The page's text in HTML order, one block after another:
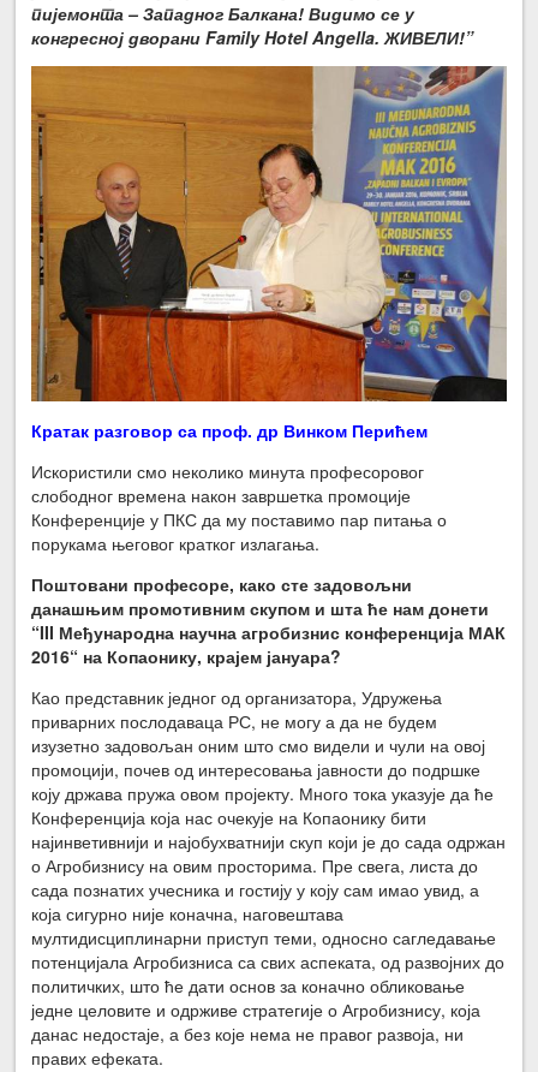
пијемонта – Западног Балкана! Видимо се у
конгресној дворани Family Hotel Angella. ЖИВЕЛИ!”
Кратак разговор са проф. др Винком Перићем
Искористили смо неколико минута професоровог
слободног времена након завршетка промоције
Конференције у ПКС да му поставимо пар питања о
порукама његовог кратког излагања.
Поштовани професоре, како сте задовољни
данашњим промотивним скупом и шта ће нам донети
“III Међународна научна агробизнис конференција МАК
2016“ на Копаонику, крајем јануара?
Као представник једног од организатора, Удружења
приварних послодаваца РС, не могу а да не будем
изузетно задовољан оним што смо видели и чули на овој
промоцији, почев од интересовања јавности до подршке
коју држава пружа овом пројекту. Много тока указује да ће
Конференција која нас очекује на Копаонику бити
најинветивнији и најобухватнији скуп који је до сада одржан
о Агробизнису на овим просторима. Пре свега, листа до
сада познатих учесника и гостију у коју сам имао увид, а
која сигурно није коначна, наговештава
мултидисциплинарни приступ теми, односно сагледавање
потенцијала Агробизниса са свих аспеката, од развојних до
политичких, што ће дати основ за коначно обликовање
једне целовите и одрживе стратегије о Агробизнису, која
данас недостаје, а без које нема не правог развоја, ни
правих ефеката.